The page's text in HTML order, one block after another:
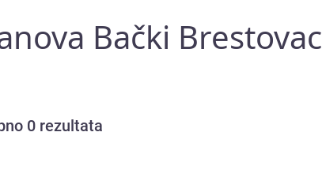
Bački Brestovac
0 rezultata